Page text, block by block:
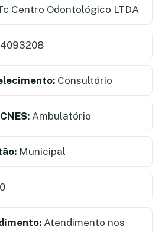
Centro Odontológico LTDA
4093208
Consultório
Ambulatório
Municipal
Atendimento nos